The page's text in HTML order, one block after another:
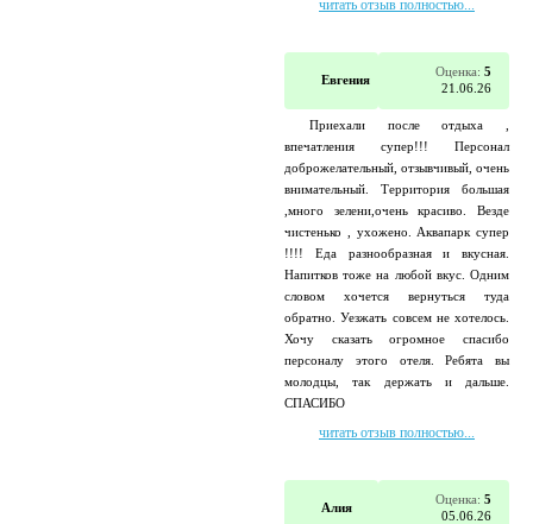
читать отзыв полностью...
Евгения
Оценка: 5
21.06.26
Приехали после отдыха ,
впечатления супер!!! Персонал
доброжелательный, отзывчивый, очень
внимательный. Территория большая
,много зелени,очень красиво. Везде
чистенько , ухожено. Аквапарк супер
!!!! Еда разнообразная и вкусная.
Напитков тоже на любой вкус. Одним
словом хочется вернуться туда
обратно. Уезжать совсем не хотелось.
Хочу сказать огромное спасибо
персоналу этого отеля. Ребята вы
молодцы, так держать и дальше.
СПАСИБО
читать отзыв полностью...
Алия
Оценка: 5
05.06.26